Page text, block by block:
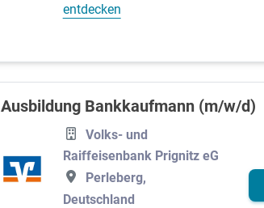
entdecken
Ausbildung Bankkaufmann (m/w/d)
Volks- und
Raiffeisenbank Prignitz eG
Perleberg,
Deutschland